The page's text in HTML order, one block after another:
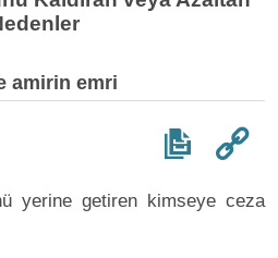
amirin emri
yerine getiren kimseye ceza